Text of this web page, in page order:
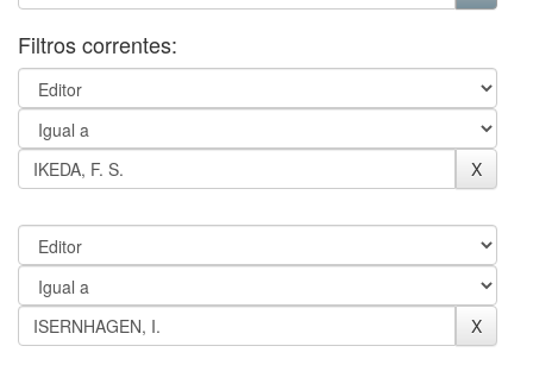
Filtros correntes: